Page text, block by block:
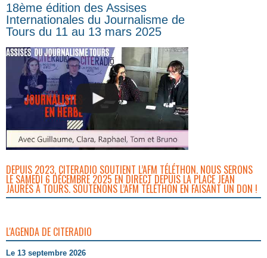
18ème édition des Assises
Internationales du Journalisme de
Tours du 11 au 13 mars 2025
DEPUIS 2023, CITERADIO SOUTIENT L’AFM TÉLÉTHON. NOUS SERONS
LE SAMEDI 6 DÉCEMBRE 2025 EN DIRECT DEPUIS LA PLACE JEAN
JAURÈS À TOURS. SOUTENONS L’AFM TÉLÉTHON EN FAISANT UN DON !
L'AGENDA DE CITERADIO
Le 13 septembre 2026